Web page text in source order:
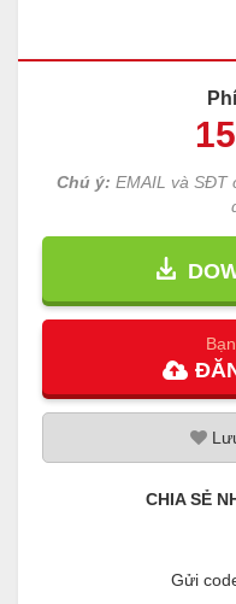
Chú ý: EMAIL và SĐT
CHIA SẺ
Gửi